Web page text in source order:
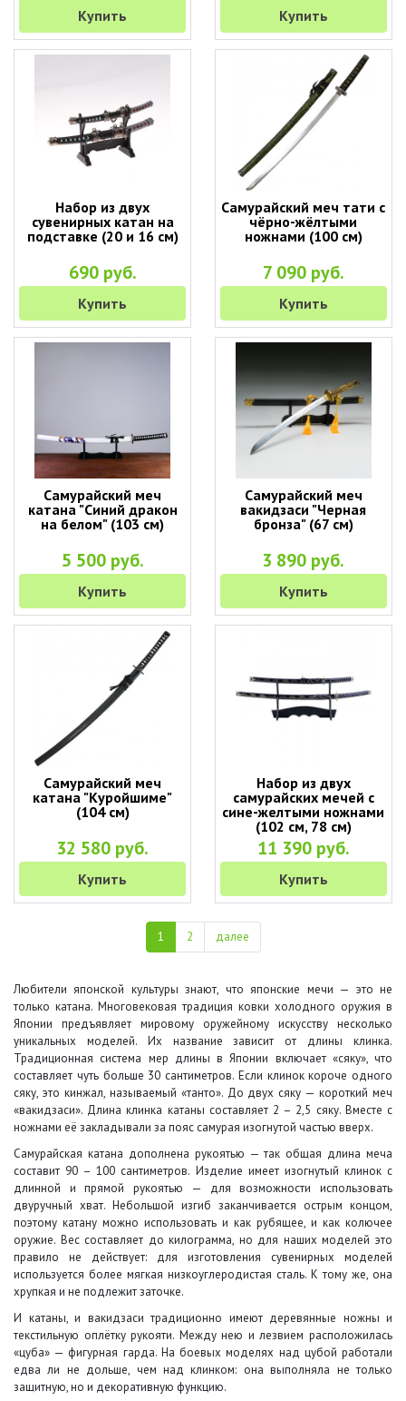
Купить Купить
Набор из двух
сувенирных катан на
подставке (20 и 16 см)
690 руб.
Купить
Самурайский меч тати с
чёрно-жёлтыми
ножнами (100 см)
7 090 руб.
Купить
Самурайский меч
катана "Синий дракон
на белом" (103 см)
5 500 руб.
Купить
Самурайский меч
вакидзаси "Черная
бронза" (67 см)
3 890 руб.
Купить
Самурайский меч
катана "Куройшиме"
(104 см)
32 580 руб.
Купить
Набор из двух
самурайских мечей с
сине-желтыми ножнами
(102 см, 78 см)
11 390 руб.
Купить
1 2 далее
Любители японской культуры знают, что японские мечи — это не
только катана. Многовековая традиция ковки холодного оружия в
Японии предъявляет мировому оружейному искусству несколько
уникальных моделей. Их название зависит от длины клинка.
Традиционная система мер длины в Японии включает «сяку», что
составляет чуть больше 30 сантиметров. Если клинок короче одного
сяку, это кинжал, называемый «танто». До двух сяку — короткий меч
«вакидзаси». Длина клинка катаны составляет 2 – 2,5 сяку. Вместе с
ножнами её закладывали за пояс самурая изогнутой частью вверх.
Самурайская катана дополнена рукоятью — так общая длина меча
составит 90 – 100 сантиметров. Изделие имеет изогнутый клинок с
длинной и прямой рукоятью — для возможности использовать
двуручный хват. Небольшой изгиб заканчивается острым концом,
поэтому катану можно использовать и как рубящее, и как колючее
оружие. Вес составляет до килограмма, но для наших моделей это
правило не действует: для изготовления сувенирных моделей
используется более мягкая низкоуглеродистая сталь. К тому же, она
хрупкая и не подлежит заточке.
И катаны, и вакидзаси традиционно имеют деревянные ножны и
текстильную оплётку рукояти. Между нею и лезвием расположилась
«цуба» — фигурная гарда. На боевых моделях над цубой работали
едва ли не дольше, чем над клинком: она выполняла не только
защитную, но и декоративную функцию.